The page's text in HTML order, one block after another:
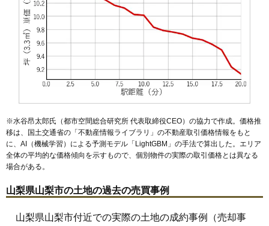
※水谷昂太郎氏（都市空間総合研究所 代表取締役CEO）の協力で作成。価格推
移は、国土交通省の「不動産情報ライブラリ 」の不動産取引価格情報をもと
に、AI（機械学習）による予測モデル「LightGBM」の手法で算出した。エリア
全体の平均的な価格傾向を示すもので、個別物件の実際の取引価格とは異なる
場合がある。
山梨県山梨市の土地の過去の売買事例
山梨県山梨市付近での実際の土地の成約事例（売却事